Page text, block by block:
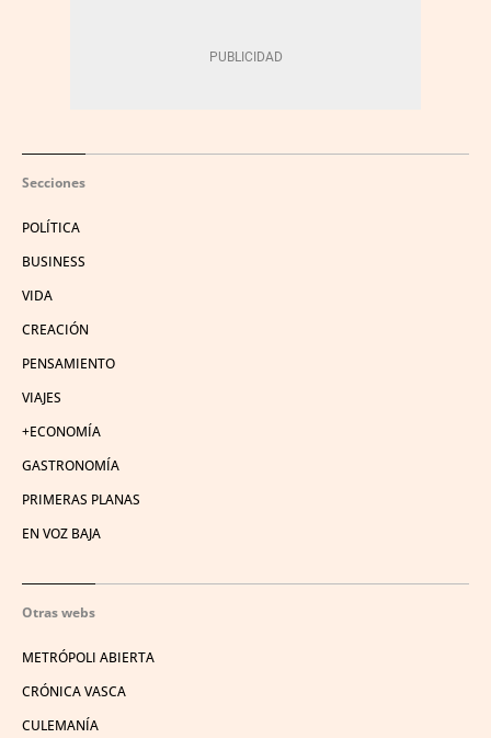
Secciones
POLÍTICA
BUSINESS
VIDA
CREACIÓN
PENSAMIENTO
VIAJES
+ECONOMÍA
GASTRONOMÍA
PRIMERAS PLANAS
EN VOZ BAJA
Otras webs
METRÓPOLI ABIERTA
CRÓNICA VASCA
CULEMANÍA